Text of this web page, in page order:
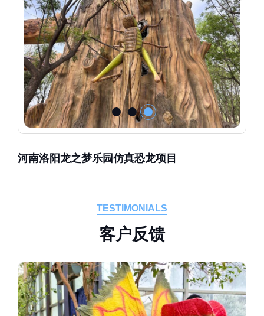
河南洛阳龙之梦乐园仿真恐龙项目
TESTIMONIALS
客户反馈